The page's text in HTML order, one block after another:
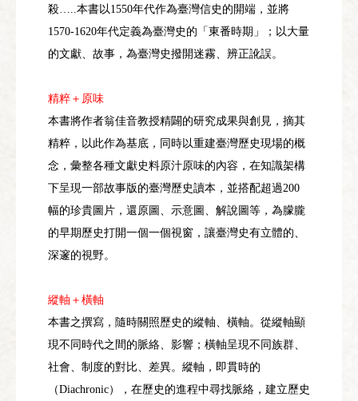
殺…..本書以1550年代作為臺灣信史的開端，並將
1570-1620年代定義為臺灣史的「東番時期」；以大量
的文獻、故事，為臺灣史撥開迷霧、辨正訛誤。
精粹＋原味
本書將作者翁佳音教授精闢的研究成果與創見，摘其
精粹，以此作為基底，同時以重建臺灣歷史現場的概
念，彙整各種文獻史料原汁原味的內容，在知識架構
下呈現一部故事版的臺灣歷史讀本，並搭配超過200
幅的珍貴圖片，還原圖、示意圖、解說圖等，為朦朧
的早期歷史打開一個一個視窗，讓臺灣史有立體的、
深邃的視野。
縱軸＋橫軸
本書之撰寫，隨時關照歷史的縱軸、橫軸。從縱軸顯
現不同時代之間的脈絡、影響；橫軸呈現不同族群、
社會、制度的對比、差異。縱軸，即貫時的
（Diachronic），在歷史的進程中尋找脈絡，建立歷史